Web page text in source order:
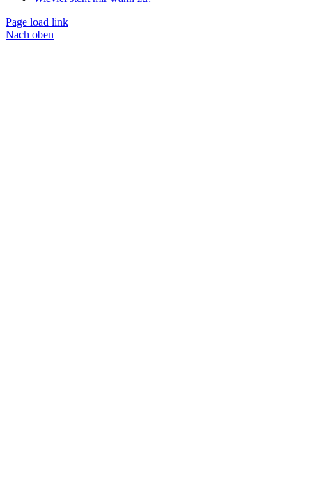
Page load link
Nach oben